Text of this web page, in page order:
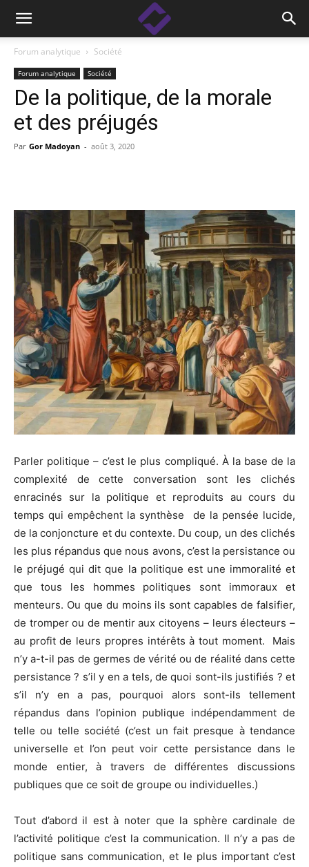
Forum analytique Société
Forum analytique Société
De la politique, de la morale
et des préjugés
Par Gor Madoyan - août 3, 2020
Parler politique – c’est le plus compliqué. À la base de la
complexité de cette conversation sont les clichés
enracinés sur la politique et reproduits au cours du
temps qui empêchent la synthèse de la pensée lucide,
de la conjoncture et du contexte. Du coup, un des clichés
les plus répandus que nous avons, c’est la persistance ou
le préjugé qui dit que la politique est une immoralité et
que tous les hommes politiques sont immoraux et
menteurs. Ou que du moins ils sont capables de falsifier,
de tromper ou de mentir aux citoyens – leurs électeurs –
au profit de leurs propres intérêts à tout moment. Mais
n’y a-t-il pas de germes de vérité ou de réalité dans cette
persistance ? s’il y en a tels, de quoi sont-ils justifiés ? et
s’il n’y en a pas, pourquoi alors sont-ils tellement
répandus dans l’opinion publique indépendamment de
telle ou telle société (c’est un fait presque à tendance
universelle et l’on peut voir cette persistance dans le
monde entier, à travers de différentes discussions
publiques que ce soit de groupe ou individuelles.)
Tout d’abord il est à noter que la sphère cardinale de
l’activité politique c’est la communication. Il n’y a pas de
politique sans communication, et le plus important c’est